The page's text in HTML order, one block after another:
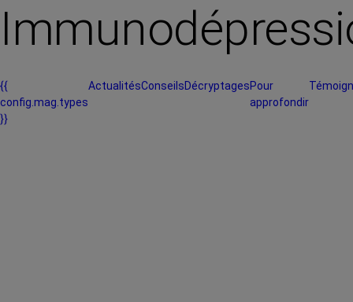
{{
config.mag.types
}}
ActualitésConseilsDécryptagesPour
approfondir